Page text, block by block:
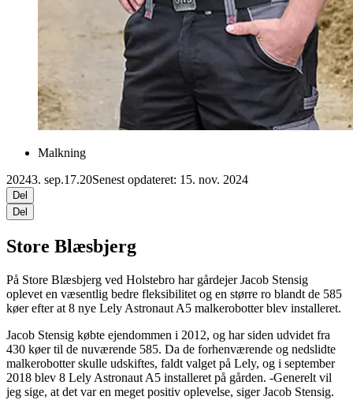
Malkning
20243. sep.17.20Senest opdateret: 15. nov. 2024
Del
Del
Store Blæsbjerg
På Store Blæsbjerg ved Holstebro har gårdejer Jacob Stensig
oplevet en væsentlig bedre fleksibilitet og en større ro blandt de 585
køer efter at 8 nye Lely Astronaut A5 malkerobotter blev installeret.
Jacob Stensig købte ejendommen i 2012, og har siden udvidet fra
430 køer til de nuværende 585. Da de forhenværende og nedslidte
malkerobotter skulle udskiftes, faldt valget på Lely, og i september
2018 blev 8 Lely Astronaut A5 installeret på gården. -Generelt vil
jeg sige, at det var en meget positiv oplevelse, siger Jacob Stensig.